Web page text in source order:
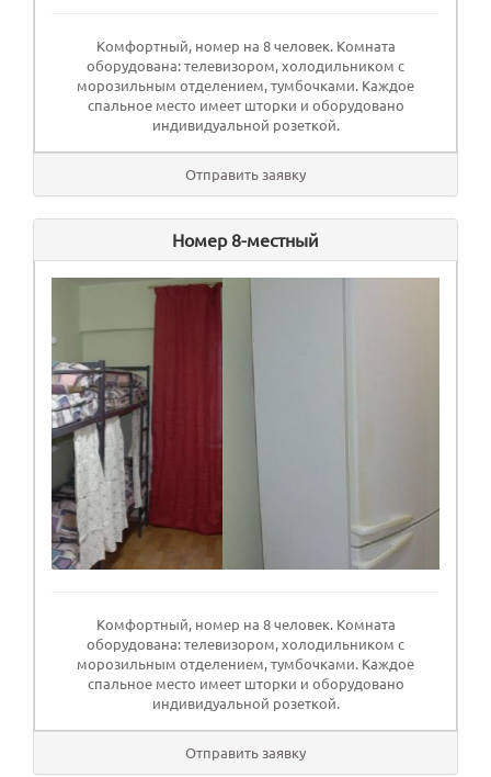
Комфортный, номер на 8 человек. Комната
оборудована: телевизором, холодильником с
морозильным отделением, тумбочками. Каждое
спальное место имеет шторки и оборудовано
индивидуальной розеткой.
Отправить заявку
Номер 8-местный
Комфортный, номер на 8 человек. Комната
оборудована: телевизором, холодильником с
морозильным отделением, тумбочками. Каждое
спальное место имеет шторки и оборудовано
индивидуальной розеткой.
Отправить заявку